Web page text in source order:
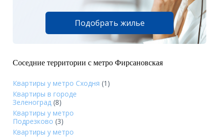
Подобрать жилье
Соседние территории с метро Фирсановская
Квартиры у метро Сходня (1)
Квартиры в городе
Зеленоград (8)
Квартиры у метро
Подрезково (3)
Квартиры у метро